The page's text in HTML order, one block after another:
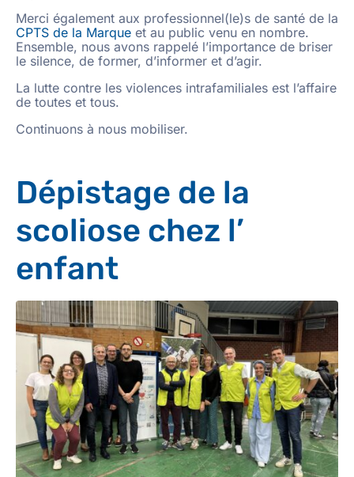
Merci également aux professionnel(le)s de santé de la
CPTS de la Marque et au public venu en nombre.
Ensemble, nous avons rappelé l’importance de briser
le silence, de former, d’informer et d’agir.
La lutte contre les violences intrafamiliales est l’affaire
de toutes et tous.
Continuons à nous mobiliser.
Dépistage de la
scoliose chez l’
enfant